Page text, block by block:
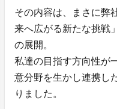
その内容は、まさに弊
来へ広がる新たな挑戦
の展開。
私達の目指す方向性が
意分野を生かし連携し
りました。